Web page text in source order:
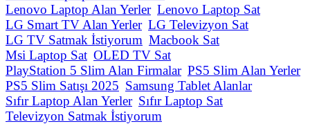
Lenovo Laptop Alan Yerler Lenovo Laptop Sat
LG Smart TV Alan Yerler LG Televizyon Sat
LG TV Satmak İstiyorum Macbook Sat
Msi Laptop Sat OLED TV Sat
PlayStation 5 Slim Alan Firmalar PS5 Slim Alan Yerler
PS5 Slim Satışı 2025 Samsung Tablet Alanlar
Sıfır Laptop Alan Yerler Sıfır Laptop Sat
Televizyon Satmak İstiyorum